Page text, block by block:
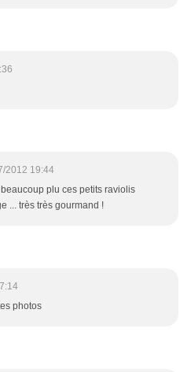
2012 19:44
plu ces petits raviolis
... très très gourmand !
photos